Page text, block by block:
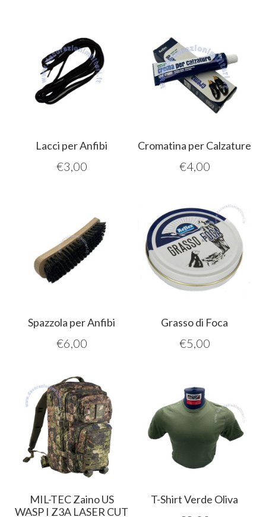
Lacci per Anfibi
€3,00
Cromatina per Calzature
€4,00
Spazzola per Anfibi
€6,00
Grasso di Foca
€5,00
MIL-TEC Zaino US
WASP I Z3A LASER CUT
T-Shirt Verde Oliva